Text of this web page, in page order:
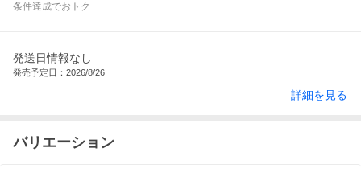
条件達成でおトク
発送日情報なし
発売予定日：2026/8/26
詳細を見る
バリエーション